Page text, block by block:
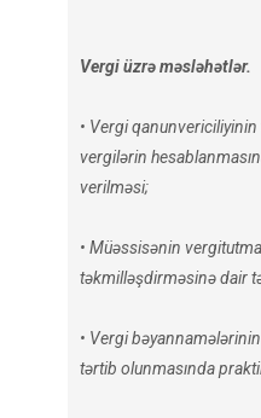
Vergi üzrə məsləhətlər.
• Vergi
vergilərin
verilməsi;
• Müəssisənin
təkmilləşdirməsinə dair
• Vergi
tərtib olunmasında